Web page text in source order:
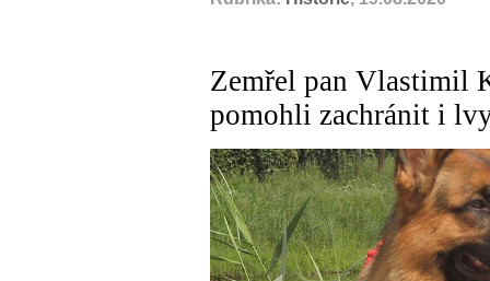
Zemřel pan Vlastimil
pomohli zachránit i